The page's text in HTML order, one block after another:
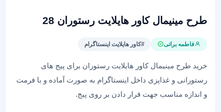
طرح مینیمال کاور هایلایت رستوران 28
فاطمه براتی #کاور هایلایت اینستاگرام
خرید طرح مینیمال کاور هایلایت رستوران برای پیج های
رستورانی و غذاپزی داخل اینستاگرام به صورت آماده و با فرمت
و اندازه مناسب جهت قرار دادن بر روی پیج.